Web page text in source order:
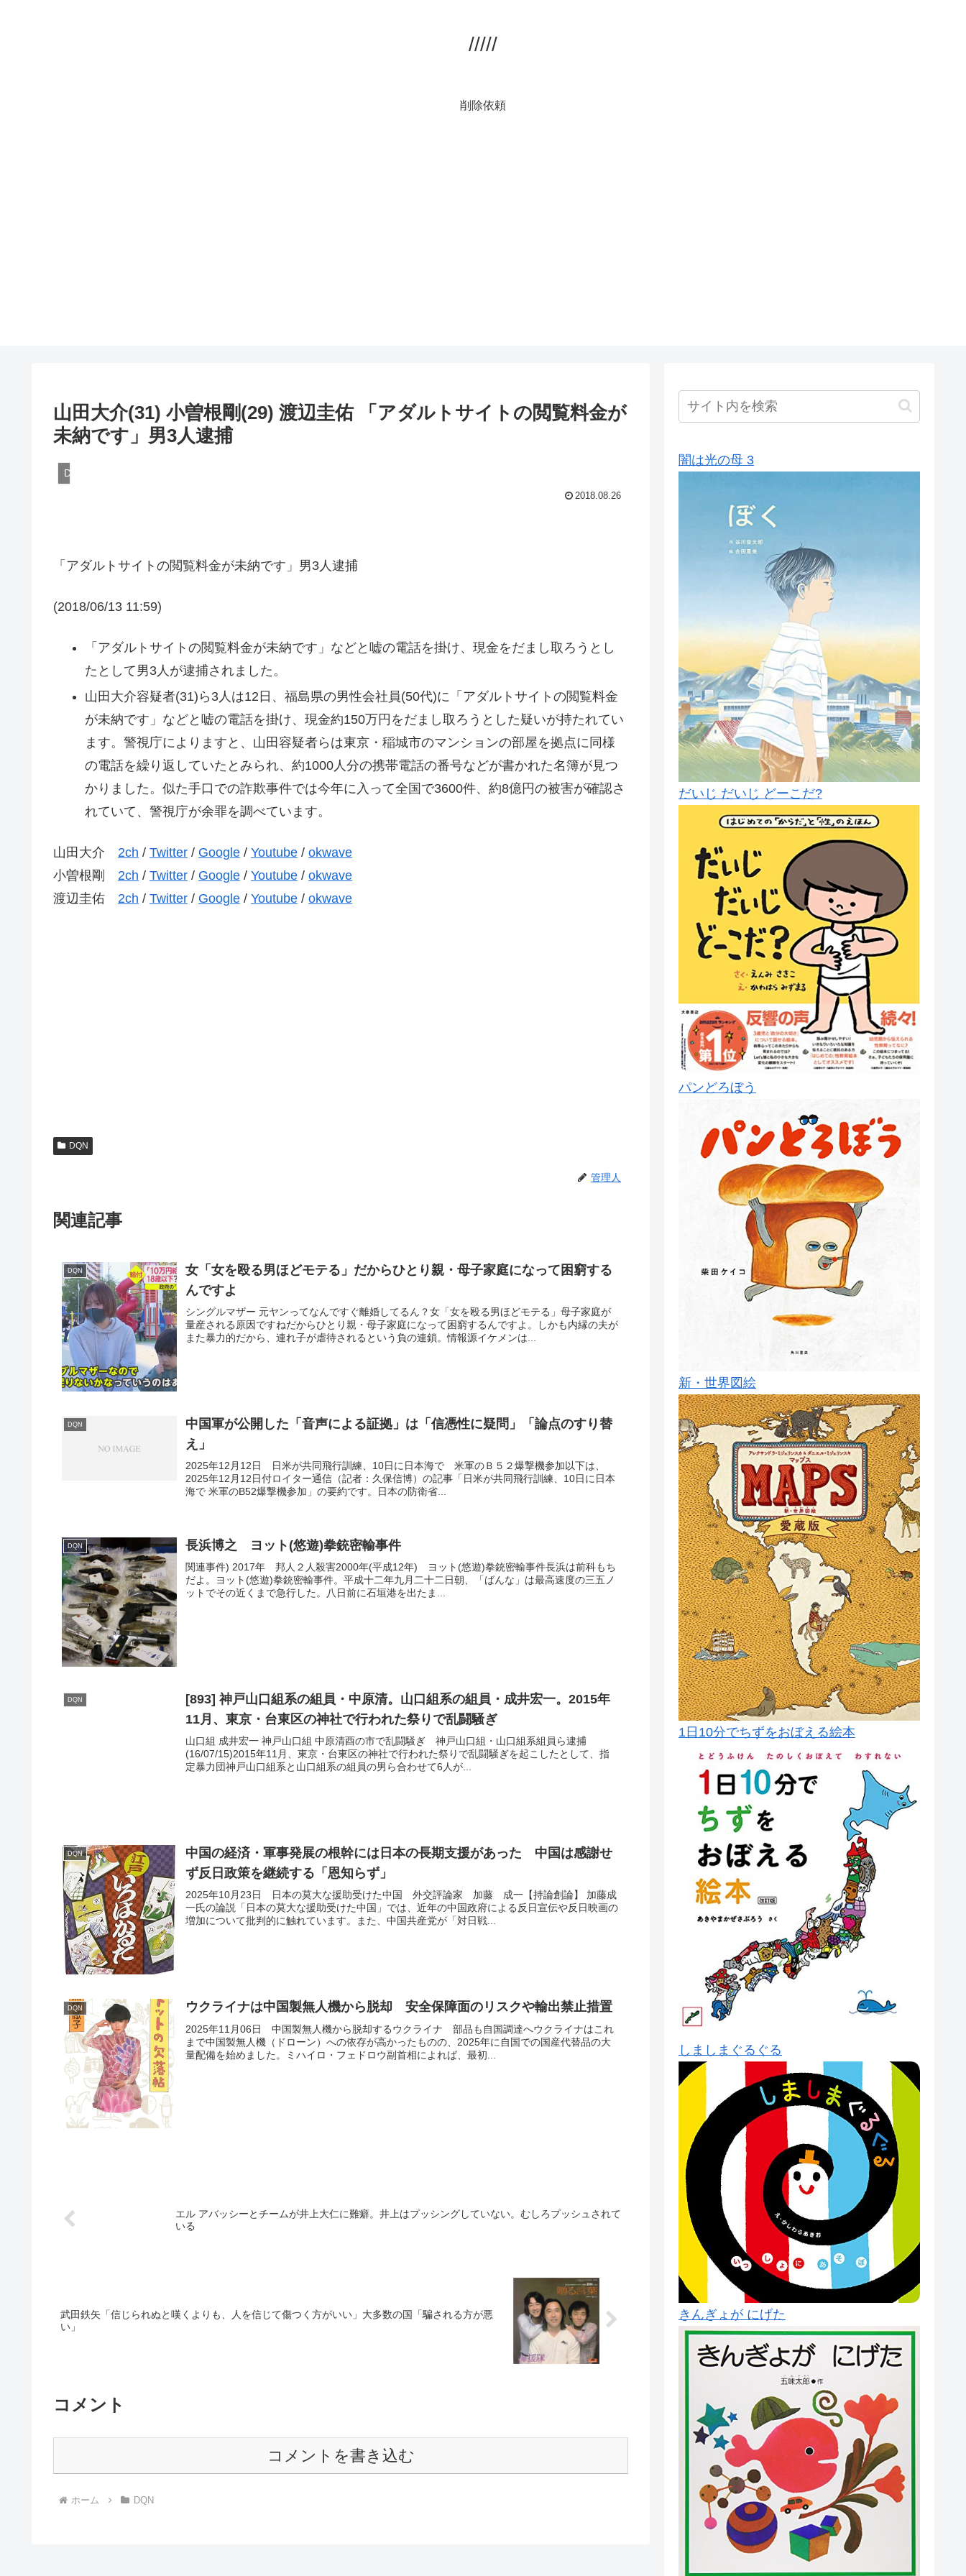
/////
削除依頼
山田大介(31) 小曽根剛(29) 渡辺圭佑 「アダルトサイトの閲覧料金が
未納です」男3人逮捕
DQN
2018.08.26
「アダルトサイトの閲覧料金が未納です」男3人逮捕
(2018/06/13 11:59)
「アダルトサイトの閲覧料金が未納です」などと嘘の電話を掛け、現金をだまし取ろうとし
たとして男3人が逮捕されました。
山田大介容疑者(31)ら3人は12日、福島県の男性会社員(50代)に「アダルトサイトの閲覧料金
が未納です」などと嘘の電話を掛け、現金約150万円をだまし取ろうとした疑いが持たれてい
ます。警視庁によりますと、山田容疑者らは東京・稲城市のマンションの部屋を拠点に同様
の電話を繰り返していたとみられ、約1000人分の携帯電話の番号などが書かれた名簿が見つ
かりました。似た手口での詐欺事件では今年に入って全国で3600件、約8億円の被害が確認さ
れていて、警視庁が余罪を調べています。
山田大介 2ch / Twitter / Google / Youtube / okwave
小曽根剛 2ch / Twitter / Google / Youtube / okwave
渡辺圭佑 2ch / Twitter / Google / Youtube / okwave
DQN
管理人
関連記事
DQN
女「女を殴る男ほどモテる」だからひとり親・母子家庭になって困窮する
んですよ
シングルマザー 元ヤンってなんですぐ離婚してるん？女「女を殴る男ほどモテる」母子家庭が
量産される原因ですねだからひとり親・母子家庭になって困窮するんですよ。しかも内縁の夫が
また暴力的だから、連れ子が虐待されるという負の連鎖。情報源イケメンは...
DQN
中国軍が公開した「音声による証拠」は「信憑性に疑問」「論点のすり替
え」
2025年12月12日 日米が共同飛行訓練、10日に日本海で 米軍のＢ５２爆撃機参加以下は、
2025年12月12日付ロイター通信（記者：久保信博）の記事「日米が共同飛行訓練、10日に日本
海で 米軍のB52爆撃機参加」の要約です。日本の防衛省...
DQN 長浜博之 ヨット(悠遊)拳銃密輸事件
関連事件) 2017年 邦人２人殺害2000年(平成12年) ヨット(悠遊)拳銃密輸事件長浜は前科もち
だよ。ヨット(悠遊)拳銃密輸事件。平成十二年九月二十二日朝、「ばんな」は最高速度の三五ノ
ットでその近くまで急行した。八日前に石垣港を出たま...
DQN
[893] 神戸山口組系の組員・中原清。山口組系の組員・成井宏一。2015年
11月、東京・台東区の神社で行われた祭りで乱闘騒ぎ
山口組 成井宏一 神戸山口組 中原清酉の市で乱闘騒ぎ 神戸山口組・山口組系組員ら逮捕
(16/07/15)2015年11月、東京・台東区の神社で行われた祭りで乱闘騒ぎを起こしたとして、指
定暴力団神戸山口組系と山口組系の組員の男ら合わせて6人が...
DQN
中国の経済・軍事発展の根幹には日本の長期支援があった 中国は感謝せ
ず反日政策を継続する「恩知らず」
2025年10月23日 日本の莫大な援助受けた中国 外交評論家 加藤 成一【持論創論】 加藤成
一氏の論説「日本の莫大な援助受けた中国」では、近年の中国政府による反日宣伝や反日映画の
増加について批判的に触れています。また、中国共産党が「対日戦...
DQN ウクライナは中国製無人機から脱却 安全保障面のリスクや輸出禁止措置
2025年11月06日 中国製無人機から脱却するウクライナ 部品も自国調達へウクライナはこれ
まで中国製無人機（ドローン）への依存が高かったものの、2025年に自国での国産代替品の大
量配備を始めました。ミハイロ・フェドロウ副首相によれば、最初...
エル アバッシーとチームが井上大仁に難癖。井上はプッシングしていない。むしろプッシュされて
いる
武田鉄矢「信じられぬと嘆くよりも、人を信じて傷つく方がいい」大多数の国「騙される方が悪
い」
コメント
コメントを書き込む
ホーム DQN
闇は光の母 3
だいじ だいじ どーこだ?
パンどろぼう
新・世界図絵
1日10分でちずをおぼえる絵本
しましまぐるぐる
きんぎょが にげた